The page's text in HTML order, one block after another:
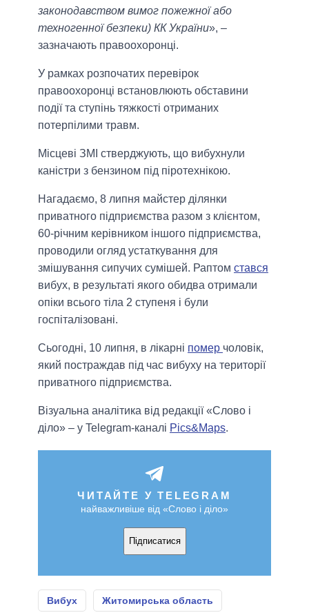
законодавством вимог пожежної або
техногенної безпеки) КК України», –
зазначають правоохоронці.
У рамках розпочатих перевірок
правоохоронці встановлюють обставини
події та ступінь тяжкості отриманих
потерпілими травм.
Місцеві ЗМІ стверджують, що вибухнули
каністри з бензином під піротехнікою.
Нагадаємо, 8 липня майстер ділянки
приватного підприємства разом з клієнтом,
60-річним керівником іншого підприємства,
проводили огляд устаткування для
змішування сипучих сумішей. Раптом стався
вибух, в результаті якого обидва отримали
опіки всього тіла 2 ступеня і були
госпіталізовані.
Сьогодні, 10 липня, в лікарні помер чоловік,
який постраждав під час вибуху на території
приватного підприємства.
Візуальна аналітика від редакції «Слово і
діло» – у Telegram-каналі Pics&Maps.
ЧИТАЙТЕ У TELEGRAM
найважливіше від «Слово і діло»
Підписатися
Вибух Житомирська область